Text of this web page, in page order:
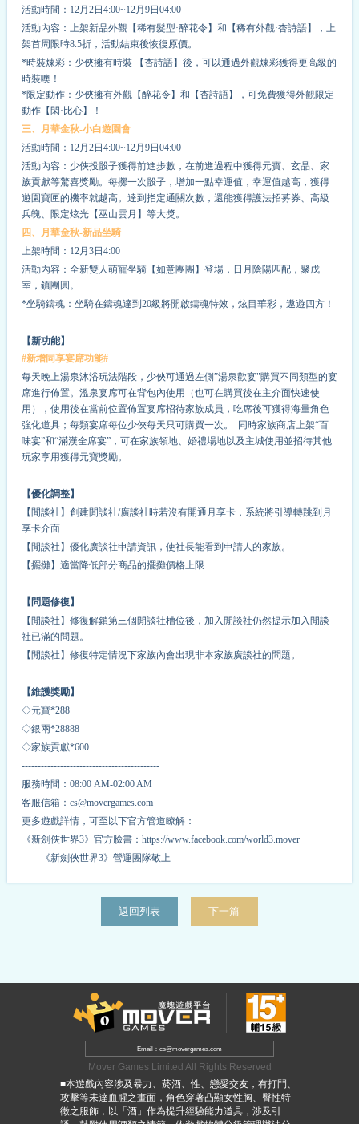
活動時間：12月2日4:00~12月9日04:00
活動內容：上架新品外觀【稀有髮型·醉花令】和【稀有外觀·杏詩語】，上
架首周限時8.5折，活動結束後恢復原價。
*時裝煉彩：少俠擁有時裝 【杏詩語】後，可以通過外觀煉彩獲得更高級的
時裝噢！
*限定動作：少俠擁有外觀【醉花令】和【杏詩語】，可免費獲得外觀限定
動作【閑·比心】！
三、月華金秋-小白遊園會
活動時間：12月2日4:00~12月9日04:00
活動內容：少俠投骰子獲得前進步數，在前進過程中獲得元寶、玄晶、家
族貢獻等驚喜獎勵。每擲一次骰子，增加一點幸運值，幸運值越高，獲得
遊園寶匣的機率就越高。達到指定通關次數，還能獲得護法招募券、高級
兵魄、限定炫光【巫山雲月】等大獎。
四、月華金秋-新品坐騎
上架時間：12月3日4:00
活動內容：全新雙人萌寵坐騎【如意團團】登場，日月陰陽匹配，聚戊
室，鎮團圓。
*坐騎鑄魂：坐騎在鑄魂達到20級將開啟鑄魂特效，炫目華彩，遨遊四方！
【新功能】
#新增同享宴席功能#
每天晚上湯泉沐浴玩法階段，少俠可通過左側”湯泉歡宴"購買不同類型的宴
席進行佈置。溫泉宴席可在背包內使用（也可在購買後在主介面快速使
用），使用後在當前位置佈置宴席招待家族成員，吃席後可獲得海量角色
強化道具；每類宴席每位少俠每天只可購買一次。 同時家族商店上架“百
味宴”和“滿漢全席宴”，可在家族領地、婚禮場地以及主城使用並招待其他
玩家享用獲得元寶獎勵。
【優化調整】
【閒談社】創建閒談社/廣談社時若沒有開通月享卡，系統將引導轉跳到月
享卡介面
【閒談社】優化廣談社申請資訊，使社長能看到申請人的家族。
【擺攤】適當降低部分商品的擺攤價格上限
【問題修復】
【閒談社】修復解鎖第三個閒談社槽位後，加入閒談社仍然提示加入閒談
社已滿的問題。
【閒談社】修復特定情況下家族內會出現非本家族廣談社的問題。
【維護獎勵】
◇元寶*288
◇銀兩*28888
◇家族貢獻*600
-------------------------------------------
服務時間：08:00 AM-02:00 AM
客服信箱：cs@movergames.com
更多遊戲詳情，可至以下官方管道瞭解：
《新劍俠世界3》官方臉書：https://www.facebook.com/world3.mover
——《新劍俠世界3》營運團隊敬上
返回列表 下一篇
Email：cs@movergames.com
Mover Games Limited All Rights Reserved
■本遊戲內容涉及暴力、菸酒、性、戀愛交友，有打鬥、
攻擊等未達血腥之畫面，角色穿著凸顯女性胸、臀性特
徵之服飾，以「酒」作為提升經驗能力道具，涉及引